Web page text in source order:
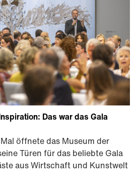
Das war das Gala
öffnete das Museum der
Türen für das beliebte Gala
aus Wirtschaft und Kunstwelt